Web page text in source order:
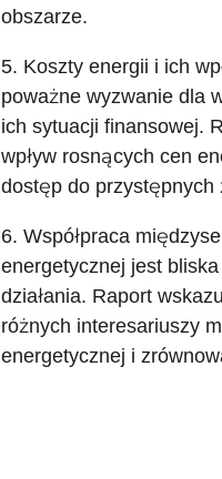
obszarze.
5. Koszty energii i ich
poważne wyzwanie dla
ich sytuacji finansowej.
wpływ rosnących cen
dostęp do przystępnych
6. Współpraca
energetycznej jest
działania. Raport
różnych interesariuszy
energetycznej i